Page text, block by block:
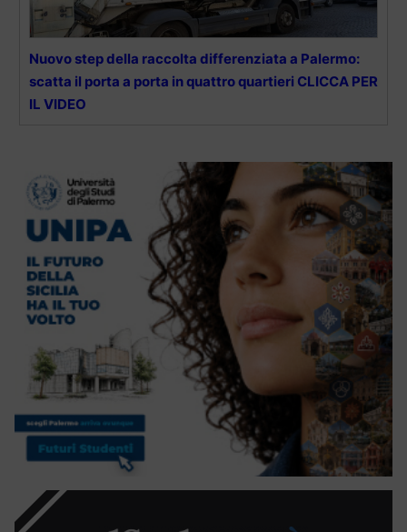
Nuovo step della raccolta differenziata a Palermo:
scatta il porta a porta in quattro quartieri CLICCA PER
IL VIDEO